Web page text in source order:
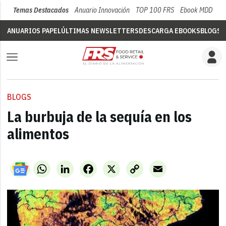
Temas Destacados Anuario Innovación TOP 100 FRS Ebook MDD
ANUARIOS PAPELÚLTIMAS NEWSLETTERSDESCARGA EBOOKSBLOGS
BLOGS
La burbuja de la sequía en los
alimentos
WhatsAppLinkedIn X
Facebook
Copy
Link
Email